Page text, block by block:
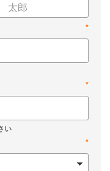
、エンゲージメント業
*
*
*